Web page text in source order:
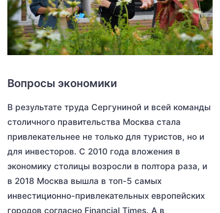
Вопросы экономики
В результате труда Сергуниной и всей команды
столичного правительства Москва стала
привлекательнее не только для туристов, но и
для инвесторов. С 2010 года вложения в
экономику столицы возросли в полтора раза, и
в 2018 Москва вышла в топ-5 самых
инвестиционно-привлекательных европейских
городов согласно Financial Times. А в